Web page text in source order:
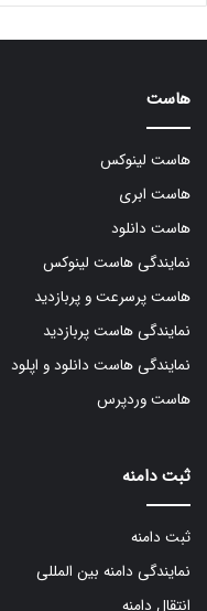
هاست
هاست لینوکس
هاست ابری
هاست دانلود
نمایندگی هاست لینوکس
هاست پرسرعت و پربازدید
نمایندگی هاست پربازدید
نمایندگی هاست دانلود و اپلود
هاست وردپرس
ثبت دامنه
ثبت دامنه
نمایندگی دامنه بین المللی